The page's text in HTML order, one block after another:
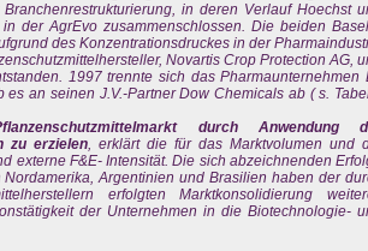
in deren Verlauf Hoechst
der AgrEvo zusammenschlossen. Die beiden
des Konzentrationsdruckes in der
Novartis Crop Protection AG,
1997 trennte sich das Pharmaunternehmen
an seinen J.V.-Partner Dow Chemicals ab ( s.
durch Anwendung
zu erzielen , erklärt die für das Marktvolumen und
externe F&E- Intensität. Die sich abzeichnenden
Argentinien und Brasilien haben der
erfolgten Marktkonsolidierung
der Unternehmen in die Biotechnologie-